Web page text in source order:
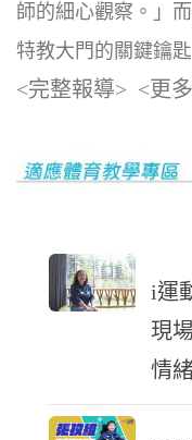
師的細心觀察。」
特教大門的關鍵鑰匙
<完整報導> <更
i運
現
情